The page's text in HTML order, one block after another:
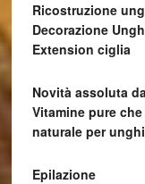
Ricostruzione
Decorazione
Extension ciglia
Novità assoluta
Vitamine pure
naturale per
Epilazione